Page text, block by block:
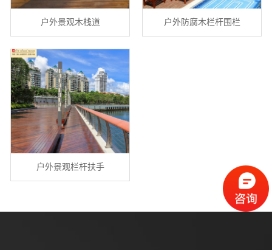
户外景观木栈道 户外防腐木栏杆围栏
户外景观栏杆扶手